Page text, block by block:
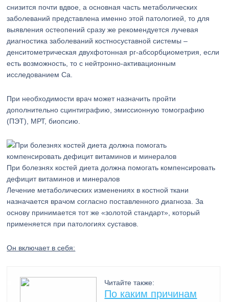
снизится почти вдвое, а основная часть метаболических
заболеваний представлена именно этой патологией, то для
выявления остеопений сразу же рекомендуется лучевая
диагностика заболеваний костносуставной системы –
денситометрическая двухфотонная рг-абсорбциометрия, если
есть возможность, то с нейтронно-активационным
исследованием Са.
При необходимости врач может назначить пройти
дополнительно сцинтиграфию, эмиссионную томографию
(ПЭТ), МРТ, биопсию.
При болезнях костей диета должна помогать компенсировать
дефицит витаминов и минералов
Лечение метаболических изменениях в костной ткани
назначается врачом согласно поставленного диагноза. За
основу принимается тот же «золотой стандарт», который
применяется при патологиях суставов.
Он включает в себя:
Читайте также:
По каким причинам